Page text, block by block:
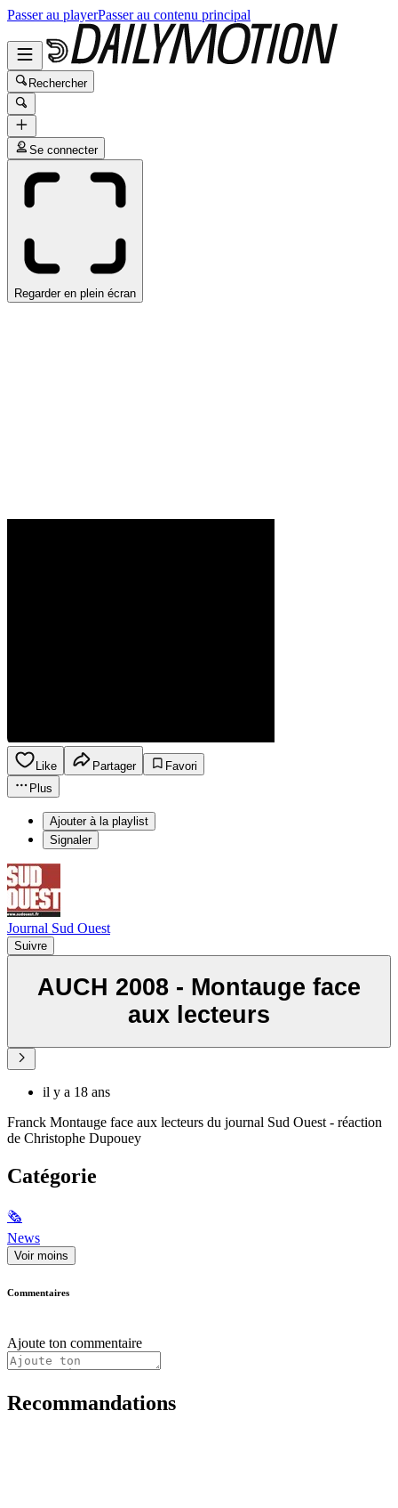
Passer au playerPasser au contenu principal
Rechercher
Se connecter
Regarder en plein écran
Like Partager
Favori
Plus
Ajouter à la playlist
Signaler
Journal Sud Ouest
Suivre
AUCH 2008 - Montauge face
aux lecteurs
il y a 18 ans
Franck Montauge face aux lecteurs du journal Sud Ouest - réaction
de Christophe Dupouey
Catégorie
🗞
News
Voir moins
Commentaires
Ajoute ton commentaire
Recommandations